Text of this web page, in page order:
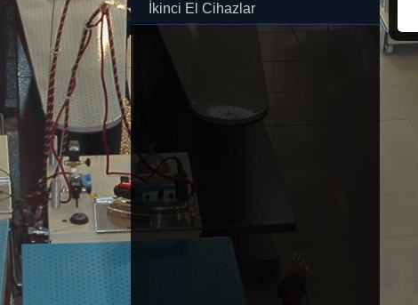
İkinci El Cihazlar